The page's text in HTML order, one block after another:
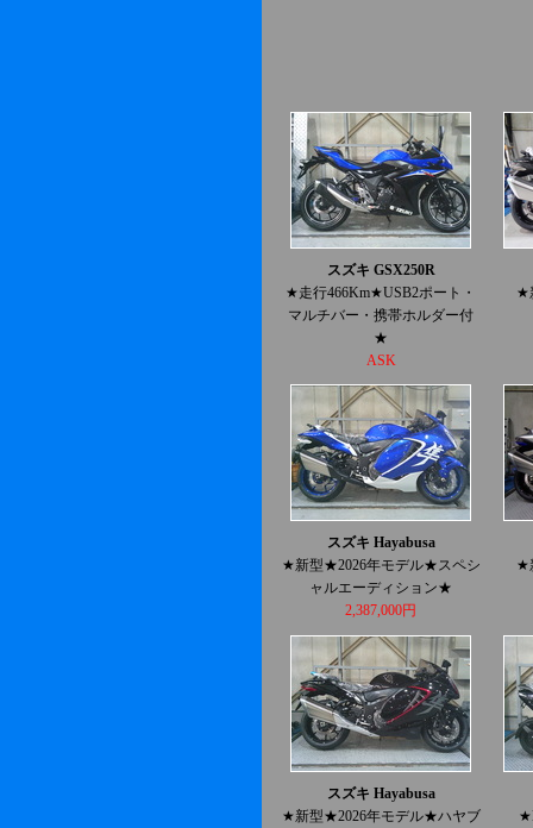
スズキ GSX250R
★走行466Km★USB2ポート・
マルチバー・携帯ホルダー付
★
ASK
★
スズキ Hayabusa
★新型★2026年モデル★スペシ
ャルエーディション★
2,387,000円
★
スズキ Hayabusa
★新型★2026年モデル★ハヤブ